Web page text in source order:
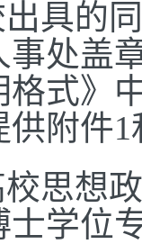
具的
事处盖
格式》
供附件
思想
士学位